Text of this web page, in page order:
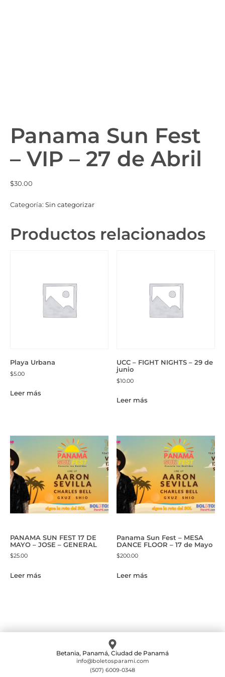
Panama Sun Fest
– VIP – 27 de Abril
$30.00
Categoría: Sin categorizar
Productos relacionados
Playa Urbana
$5.00
Leer más
UCC – FIGHT NIGHTS – 29 de
junio
$10.00
Leer más
PANAMA SUN FEST 17 DE
MAYO – JOSE – GENERAL
$25.00
Leer más
Panama Sun Fest – MESA
DANCE FLOOR – 17 de Mayo
$200.00
Leer más
Betania, Panamá, Ciudad de Panamá
info@boletosparami.com
(507) 6009-0348